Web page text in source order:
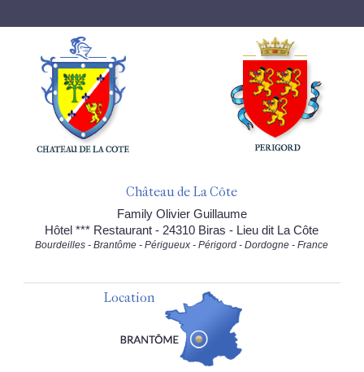
Château de La Côte
Family Olivier Guillaume
Hôtel *** Restaurant - 24310 Biras - Lieu dit La Côte
Bourdeilles - Brantôme - Périgueux - Périgord - Dordogne - France
Location